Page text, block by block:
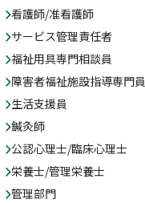
看護師/准看護師
サービス管理責任者
福祉用具専門相談員
障害者福祉施設指導専門員
生活支援員
鍼灸師
公認心理士/臨床心理士
栄養士/管理栄養士
管理部門